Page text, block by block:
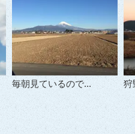
毎朝見ているので... 狩